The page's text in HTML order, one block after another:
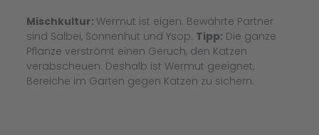
Mischkultur: Wermut ist eigen. Bewährte Partner
sind Salbei, Sonnenhut und Ysop. Tipp: Die ganze
Pflanze verströmt einen Geruch, den Katzen
verabscheuen. Deshalb ist Wermut geeignet,
Bereiche im Garten gegen Katzen zu sichern.